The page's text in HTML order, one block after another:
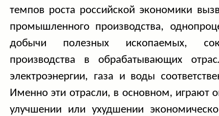
темпов роста российской экономики
промышленного производства,
добычи полезных ископаемых,
производства в обрабатывающих
электроэнергии, газа и воды
Именно эти отрасли, в основном, играют
улучшении или ухудшении